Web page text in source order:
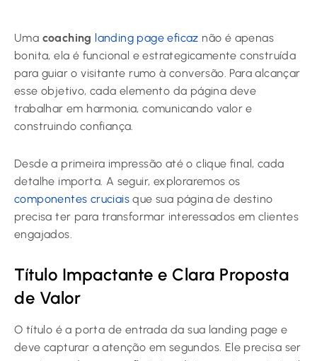
Uma coaching landing page eficaz não é apenas
bonita, ela é funcional e estrategicamente construída
para guiar o visitante rumo à conversão. Para alcançar
esse objetivo, cada elemento da página deve
trabalhar em harmonia, comunicando valor e
construindo confiança.
Desde a primeira impressão até o clique final, cada
detalhe importa. A seguir, exploraremos os
componentes cruciais que sua página de destino
precisa ter para transformar interessados em clientes
engajados.
Título Impactante e Clara Proposta
de Valor
O título é a porta de entrada da sua landing page e
deve capturar a atenção em segundos. Ele precisa ser